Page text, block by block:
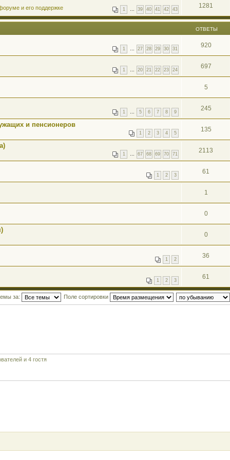
1 … 39 40 41 42 43
и его поддержке 1281
ОТВЕТЫ
1 … 27 28 29 30 31 920
1 … 20 21 22 23 24 697
5
1 … 5 6 7 8 9 245
и пенсионеров
1 2 3 4 5 135
1 … 67 68 69 70 71 2113
1 2 3 61
1
0
0
1 2 36
1 2 3 61
за: Поле сортировки
и 4 гостя